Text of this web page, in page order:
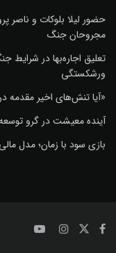
حضور لیلا بلوکات و ناصر
مجروحان جنگ
تعلیق اجاره‌بها در شرایط
ورشکستگی
«آیا تنش‌های اخیر مقدمه
آینده معیشت در گرو
بازی سود با زمان؛ مدل